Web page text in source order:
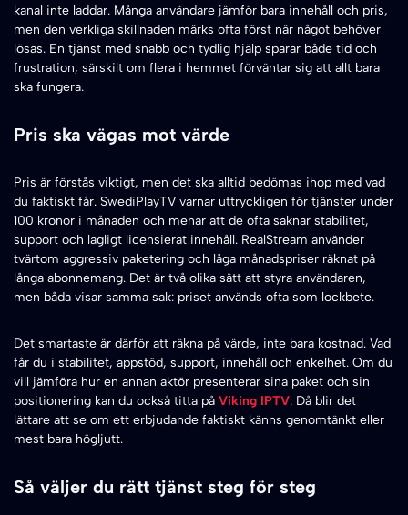
kanal inte laddar. Många användare jämför bara innehåll och pris,
men den verkliga skillnaden märks ofta först när något behöver
lösas. En tjänst med snabb och tydlig hjälp sparar både tid och
frustration, särskilt om flera i hemmet förväntar sig att allt bara
ska fungera.
Pris ska vägas mot värde
Pris är förstås viktigt, men det ska alltid bedömas ihop med vad
du faktiskt får. SwediPlayTV varnar uttryckligen för tjänster under
100 kronor i månaden och menar att de ofta saknar stabilitet,
support och lagligt licensierat innehåll. RealStream använder
tvärtom aggressiv paketering och låga månadspriser räknat på
långa abonnemang. Det är två olika sätt att styra användaren,
men båda visar samma sak: priset används ofta som lockbete.
Det smartaste är därför att räkna på värde, inte bara kostnad. Vad
får du i stabilitet, appstöd, support, innehåll och enkelhet. Om du
vill jämföra hur en annan aktör presenterar sina paket och sin
positionering kan du också titta på Viking IPTV. Då blir det
lättare att se om ett erbjudande faktiskt känns genomtänkt eller
mest bara högljutt.
Så väljer du rätt tjänst steg för steg